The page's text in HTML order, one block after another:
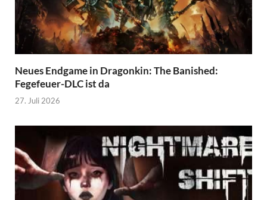
Neues Endgame in Dragonkin: The Banished:
Fegefeuer-DLC ist da
27. Juli 2026